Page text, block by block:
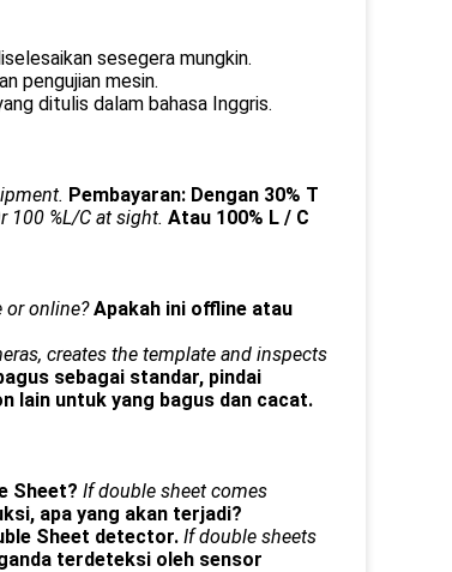
sesegera mungkin.
pengujian mesin.
ditulis dalam bahasa Inggris.
Pembayaran: Dengan 30% T
100 %L/C at sight. Atau 100% L / C
or online? Apakah ini offline atau
creates the template and inspects
sebagai standar, pindai
lain untuk yang bagus dan cacat.
Sheet? If double sheet comes
apa yang akan terjadi?
Sheet detector. If double sheets
terdeteksi oleh sensor